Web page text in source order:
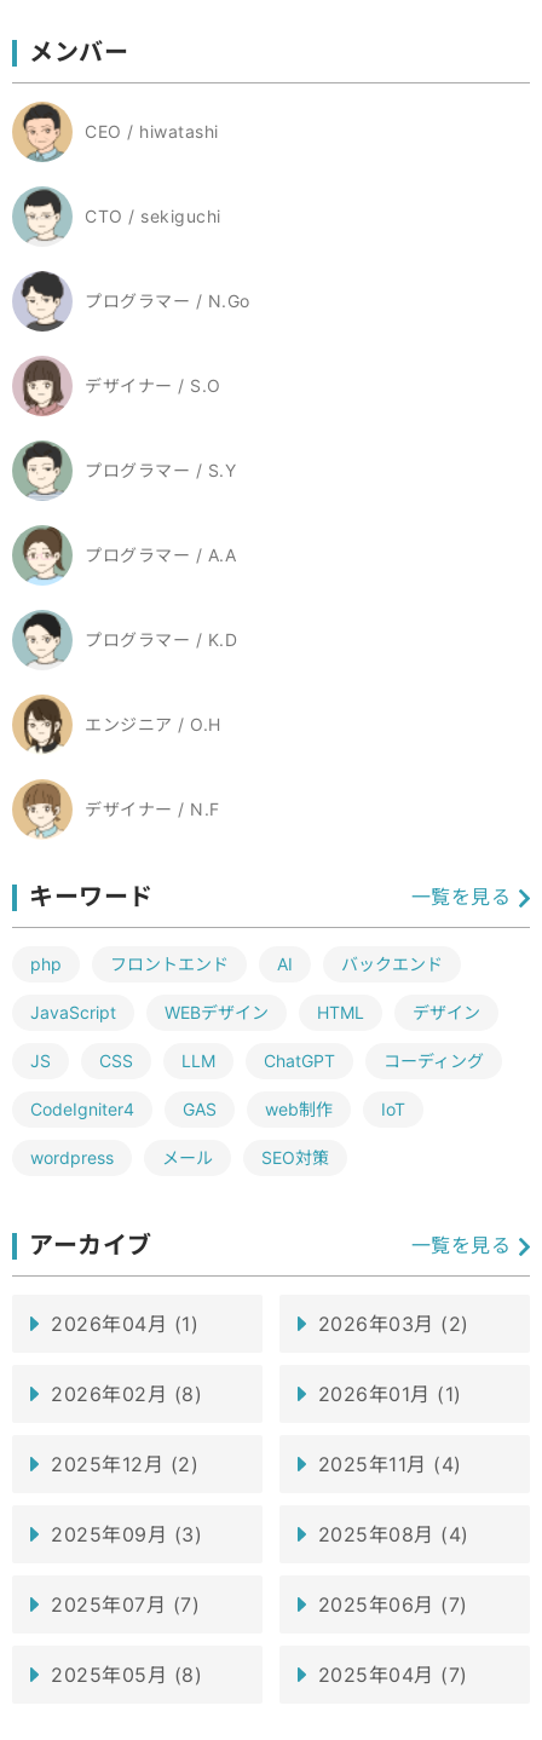
メンバー
CEO / hiwatashi
CTO / sekiguchi
プログラマー / N.Go
デザイナー / S.O
プログラマー / S.Y
プログラマー / A.A
プログラマー / K.D
エンジニア / O.H
デザイナー / N.F
キーワード
php フロントエンド AI バックエンド
JavaScript WEBデザイン HTML デザイン
JS CSS LLM ChatGPT コーディング
CodeIgniter4 GAS web制作 IoT
wordpress メール SEO対策
一覧を見る
アーカイブ
2026年04月 (1) 2026年03月 (2)
2026年02月 (8) 2026年01月 (1)
2025年12月 (2) 2025年11月 (4)
2025年09月 (3) 2025年08月 (4)
2025年07月 (7) 2025年06月 (7)
2025年05月 (8) 2025年04月 (7)
一覧を見る